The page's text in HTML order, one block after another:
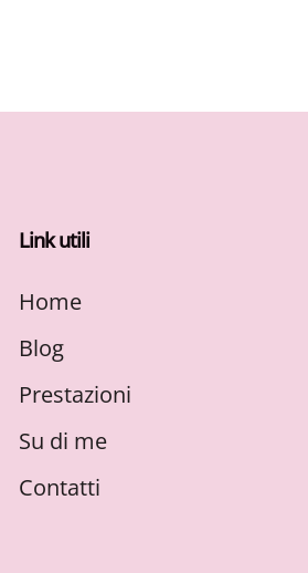
Link utili
Home
Blog
Prestazioni
Su di me
Contatti